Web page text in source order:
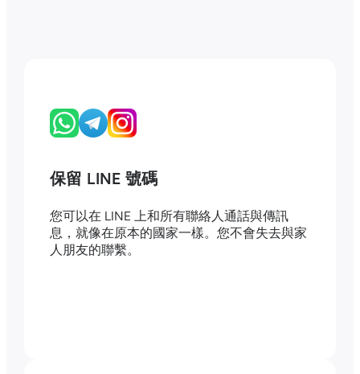
保留 LINE 號碼
您可以在 LINE 上和所有聯絡人通話與傳訊
息，就像在原本的國家一樣。您不會失去與家
人朋友的聯繫。